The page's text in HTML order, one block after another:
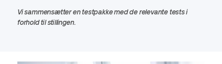
Vi sammensætter en testpakke med de relevante tests i
forhold til stillingen.